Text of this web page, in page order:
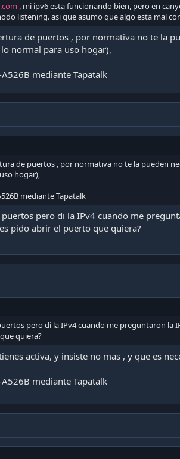
, mi ipv6 esta funcionando bien, pero en
listening. asi que asumo que algo esta mal
de puertos , por normativa no te la
normal para uso hogar),
mediante Tapatalk
de puertos , por normativa no te la pueden
hogar),
mediante Tapatalk
pero di la IPv4 cuando me
pido abrir el puerto que quiera?
pero di la IPv4 cuando me preguntaron la
quiera?
activa, y insiste no mas , y que es
mediante Tapatalk